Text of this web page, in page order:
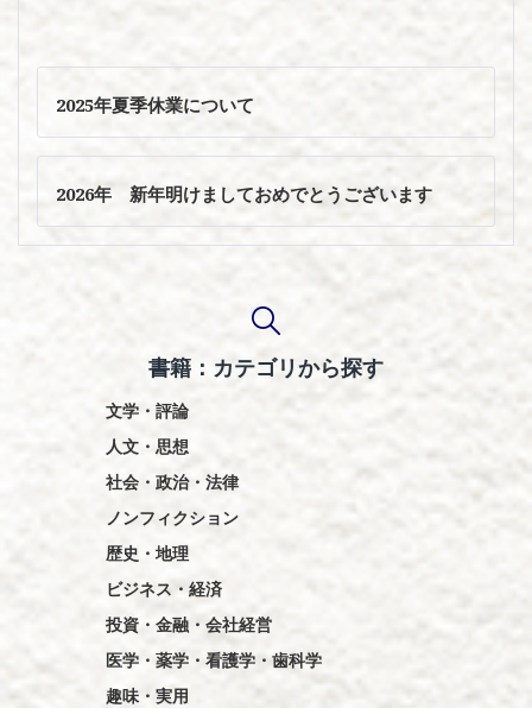
投
稿
ナ
ビ
ゲ
シ
2025年夏季休業について
2026年 新年明けましておめでとうございます
書籍：カテゴリから探す
文学・評論
人文・思想
社会・政治・法律
ノンフィクション
歴史・地理
ビジネス・経済
投資・金融・会社経営
医学・薬学・看護学・歯科学
趣味・実用